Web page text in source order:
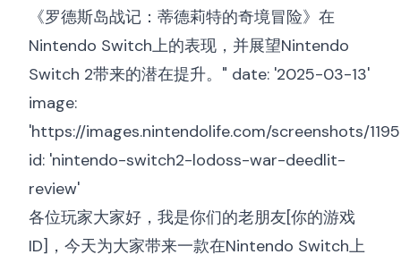
《罗德斯岛战记：蒂德莉特的奇境冒险》在
Nintendo Switch上的表现，并展望Nintendo
Switch 2带来的潜在提升。" date: '2025-03-13'
image:
'https://images.nintendolife.com/screenshots/
id: 'nintendo-switch2-lodoss-war-deedlit-
review'
各位玩家大家好，我是你们的老朋友[你的游戏
ID]，今天为大家带来一款在Nintendo Switch上